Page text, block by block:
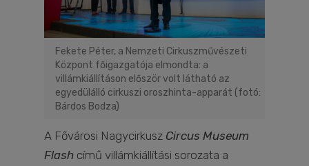
Fekete Péter, a Nemzeti Cirkuszművészeti
Központ főigazgatója elmondta: a
villámkiállításon először volt látható az
egyedülálló cirkuszi oroszhinta-apparát (fotó:
Bárdos Bodza)
A Fővárosi Nagycirkusz Circus Museum
Flash című villámkiállítási sorozata a